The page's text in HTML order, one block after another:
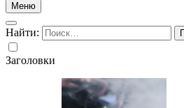
Меню
Найти:
Заголовки